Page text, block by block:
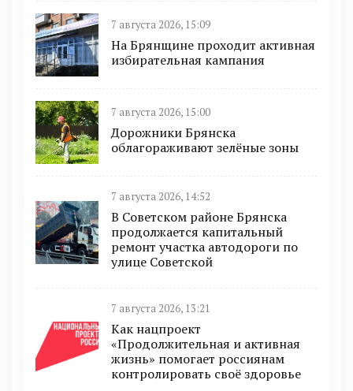
7 августа 2026, 15:09
На Брянщине проходит активная
избирательная кампания
7 августа 2026, 15:00
Дорожники Брянска
облагораживают зелёные зоны
7 августа 2026, 14:52
В Советском районе Брянска
продолжается капитальный
ремонт участка автодороги по
улице Советской
7 августа 2026, 13:21
Как нацпроект
«Продолжительная и активная
жизнь» помогает россиянам
контролировать своё здоровье